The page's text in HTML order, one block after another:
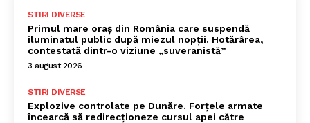
STIRI DIVERSE
Primul mare oraș din România care suspendă
iluminatul public după miezul nopții. Hotărârea,
contestată dintr-o viziune „suveranistă”
3 august 2026
STIRI DIVERSE
Explozive controlate pe Dunăre. Forțele armate
încearcă să redirecționeze cursul apei către